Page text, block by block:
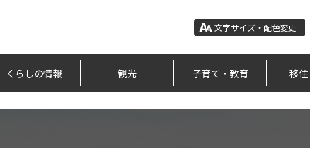
文字サイズ・配色変更
くらしの情報 観光 子育て・教育 移